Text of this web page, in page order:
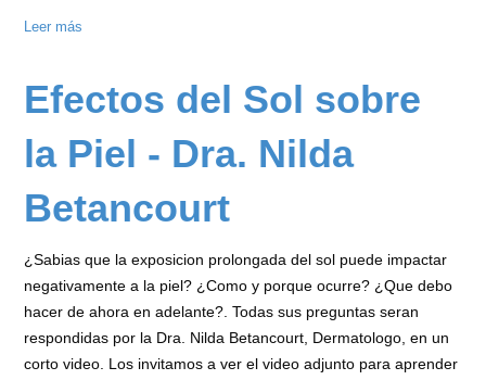
Leer más
Durán
Efectos del Sol sobre
la Piel - Dra. Nilda
Betancourt
¿Sabias que la exposicion prolongada del sol puede impactar
negativamente a la piel? ¿Como y porque ocurre? ¿Que debo
hacer de ahora en adelante?. Todas sus preguntas seran
respondidas por la Dra. Nilda Betancourt, Dermatologo, en un
corto video. Los invitamos a ver el video adjunto para aprender